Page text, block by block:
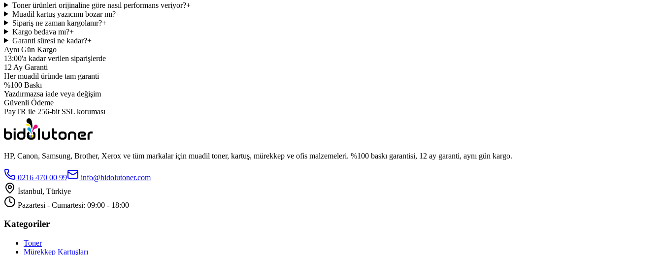
Toner ürünleri orijinaline göre nasıl performans veriyor?+
Muadil kartuş yazıcımı bozar mı?+
Sipariş ne zaman kargolanır?+
Kargo bedava mı?+
Garanti süresi ne kadar?+
Aynı Gün Kargo
13:00'a kadar verilen siparişlerde
12 Ay Garanti
Her muadil üründe tam garanti
%100 Baskı
Yazdırmazsa iade veya değişim
Güvenli Ödeme
PayTR ile 256-bit SSL koruması
HP, Canon, Samsung, Brother, Xerox ve tüm markalar için muadil toner, kartuş, mürekkep ve ofis malzemeleri. %100 baskı garantisi, 12 ay garanti, aynı gün kargo.
0216 470 00 99
info@bidolutoner.com
İstanbul, Türkiye
Pazartesi - Cumartesi: 09:00 - 18:00
Kategoriler
Toner
Mürekkep Kartuşları